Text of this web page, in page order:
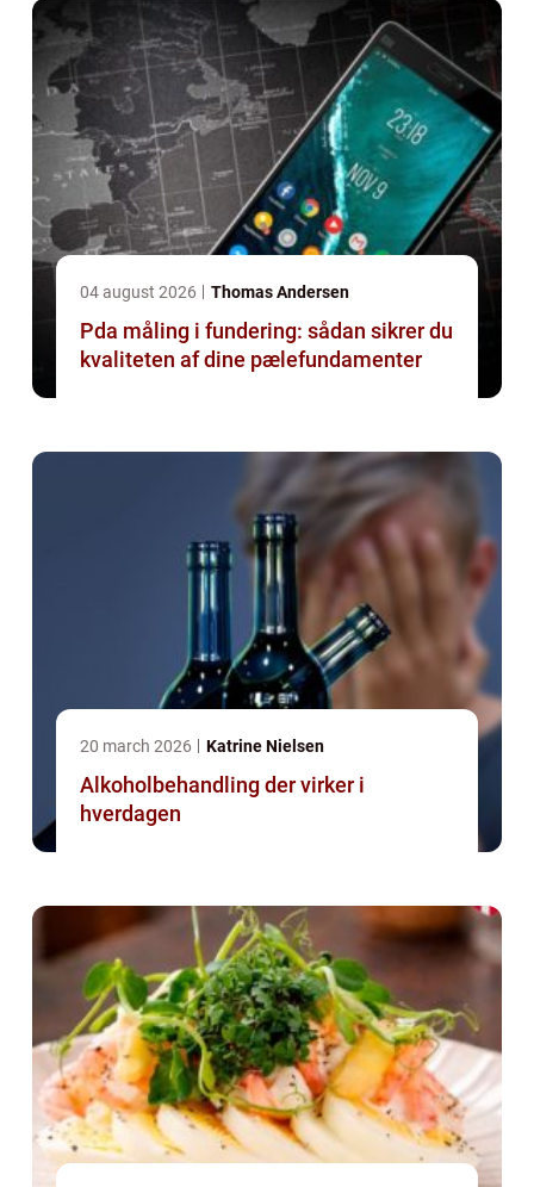
04 august 2026 Thomas Andersen
Pda måling i fundering: sådan sikrer du
kvaliteten af dine pælefundamenter
20 march 2026 Katrine Nielsen
Alkoholbehandling der virker i
hverdagen